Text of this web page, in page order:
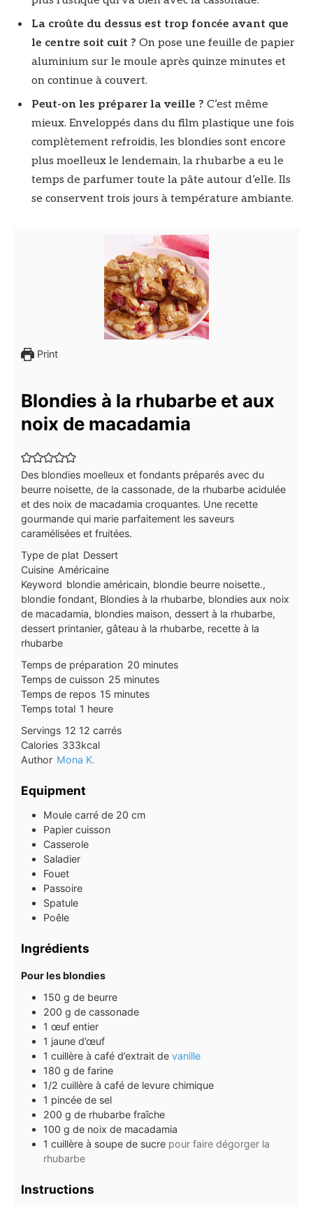
La croûte du dessus est trop foncée avant que
le centre soit cuit ? On pose une feuille de papier
aluminium sur le moule après quinze minutes et
on continue à couvert.
Peut-on les préparer la veille ? C’est même
mieux. Enveloppés dans du film plastique une fois
complètement refroidis, les blondies sont encore
plus moelleux le lendemain, la rhubarbe a eu le
temps de parfumer toute la pâte autour d’elle. Ils
se conservent trois jours à température ambiante.
Print
Blondies à la rhubarbe et aux
noix de macadamia
Des blondies moelleux et fondants préparés avec du
beurre noisette, de la cassonade, de la rhubarbe acidulée
et des noix de macadamia croquantes. Une recette
gourmande qui marie parfaitement les saveurs
caramélisées et fruitées.
Type de plat Dessert
Cuisine Américaine
Keyword blondie américain, blondie beurre noisette.,
blondie fondant, Blondies à la rhubarbe, blondies aux noix
de macadamia, blondies maison, dessert à la rhubarbe,
dessert printanier, gâteau à la rhubarbe, recette à la
rhubarbe
Temps de préparation 20minutes
minutes
Temps de cuisson 25minutes
minutes
Temps de repos 15minutes
minutes
Temps total 1 heure
heure
Servings 12 12 carrés
Calories 333kcal
Author Mona K.
Equipment
Moule carré de 20 cm
Papier cuisson
Casserole
Saladier
Fouet
Passoire
Spatule
Poêle
Ingrédients
Pour les blondies
150 g de beurre
200 g de cassonade
1 œuf entier
1 jaune d’œuf
1 cuillère à café d’extrait de vanille
180 g de farine
1/2 cuillère à café de levure chimique
1 pincée de sel
200 g de rhubarbe fraîche
100 g de noix de macadamia
1 cuillère à soupe de sucre pour faire dégorger la
rhubarbe
Instructions